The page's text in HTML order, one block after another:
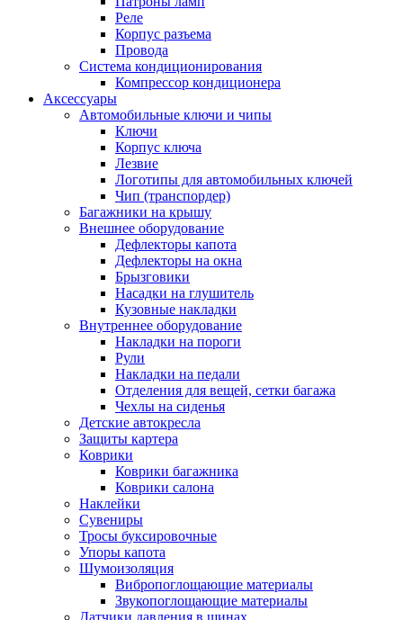
Реле
Корпус разъема
Провода
Система кондиционирования
Компрессор кондиционера
Аксессуары
Автомобильные ключи и чипы
Ключи
Корпус ключа
Лезвие
Логотипы для автомобильных ключей
Чип (транспордер)
Багажники на крышу
Внешнее оборудование
Дефлекторы капота
Дефлекторы на окна
Брызговики
Насадки на глушитель
Кузовные накладки
Внутреннее оборудование
Накладки на пороги
Рули
Накладки на педали
Отделения для вещей, сетки багажа
Чехлы на сиденья
Детские автокресла
Защиты картера
Коврики
Коврики багажника
Коврики салона
Наклейки
Сувениры
Тросы буксировочные
Упоры капота
Шумоизоляция
Вибропоглощающие материалы
Звукопоглощающие материалы
Датчики давления в шинах